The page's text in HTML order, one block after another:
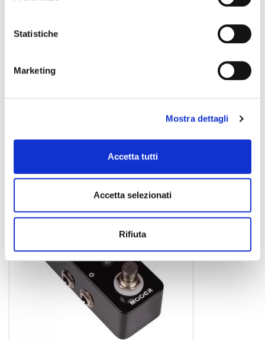
Statistiche
Marketing
Mostra dettagli
Accetta tutti
Accetta selezionati
Rifiuta
Green Mile Overdrive
MOOER